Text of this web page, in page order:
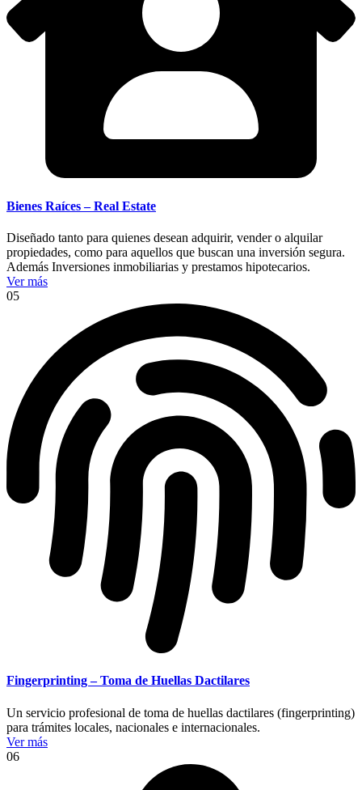
Bienes Raíces – Real Estate
Diseñado tanto para quienes desean adquirir, vender o alquilar
propiedades, como para aquellos que buscan una inversión segura.
Además Inversiones inmobiliarias y prestamos hipotecarios.
Ver más
05
Fingerprinting – Toma de Huellas Dactilares
Un servicio profesional de toma de huellas dactilares (fingerprinting)
para trámites locales, nacionales e internacionales.
Ver más
06